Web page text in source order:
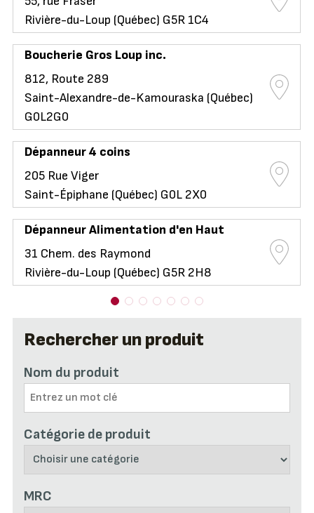
Rechercher un produit
Nom du produit
Catégorie de produit
MRC
Rivière-du-Loup (Québec) G5R 1C4
Boucherie Gros Loup inc.
812, Route 289
Saint-Alexandre-de-Kamouraska (Québec)
G0L2G0
Dépanneur 4 coins
205 Rue Viger
Saint-Épiphane (Québec) G0L 2X0
Dépanneur Alimentation d'en Haut
31 Chem. des Raymond
Rivière-du-Loup (Québec) G5R 2H8